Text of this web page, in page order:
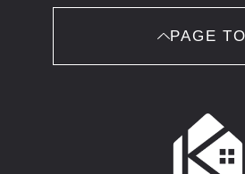
ことに対して協力する必要が
て，本人の同意を得ることに
（5）予め次の事項を告知ある
第三者に提供されるデータの項
第三者への提供の手段または方
本人の求めに応じて個人情報
PAGE